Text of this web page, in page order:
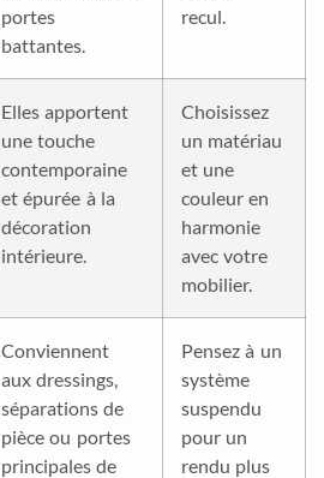
portes
battantes.
recul.
Elles apportent
une touche
contemporaine
et épurée à la
décoration
intérieure.
Choisissez
un matériau
et une
couleur en
harmonie
avec votre
mobilier.
Conviennent
aux dressings,
séparations de
pièce ou portes
principales de
Pensez à un
système
suspendu
pour un
rendu plus